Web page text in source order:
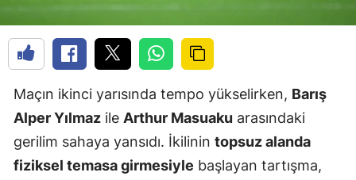
Maçın ikinci yarısında tempo yükselirken, Barış
Alper Yılmaz ile Arthur Masuaku arasındaki
gerilim sahaya yansıdı. İkilinin topsuz alanda
fiziksel temasa girmesiyle başlayan tartışma,